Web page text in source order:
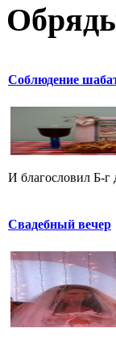
Соблюдение
И благословил Б-г
Свадебный вечер